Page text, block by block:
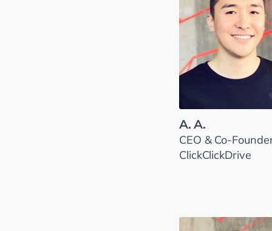
A. A.
CEO & Co-
ClickClickDrive